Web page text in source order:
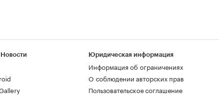
Юридическая информация
Информация об ограничениях
О соблюдении авторских прав
Пользовательское соглашение